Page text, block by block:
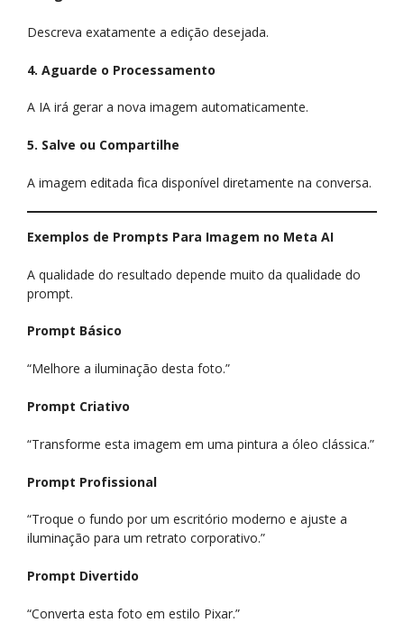
Descreva exatamente a edição desejada.
4. Aguarde o Processamento
A IA irá gerar a nova imagem automaticamente.
5. Salve ou Compartilhe
A imagem editada fica disponível diretamente na conversa.
Exemplos de Prompts Para Imagem no Meta AI
A qualidade do resultado depende muito da qualidade do
prompt.
Prompt Básico
“Melhore a iluminação desta foto.”
Prompt Criativo
“Transforme esta imagem em uma pintura a óleo clássica.”
Prompt Profissional
“Troque o fundo por um escritório moderno e ajuste a
iluminação para um retrato corporativo.”
Prompt Divertido
“Converta esta foto em estilo Pixar.”